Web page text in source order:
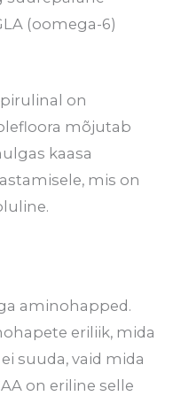
(oomega-6)
on
mõjutab
kaasa
mis on
aminohapped.
eriliik, mida
suuda, vaid mida
on eriline selle